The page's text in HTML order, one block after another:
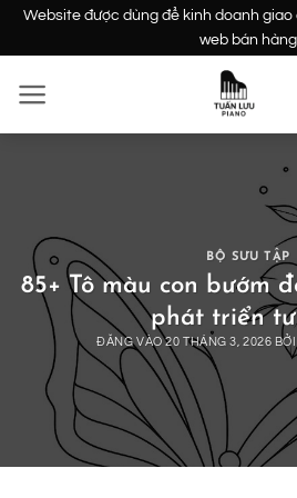
dung
Website được dùng để kinh doanh
web bán hàng
BỘ SƯU TẬP
85+ Tô màu con bướm
phát triển
ĐĂNG VÀO20 THÁNG 3, 2026